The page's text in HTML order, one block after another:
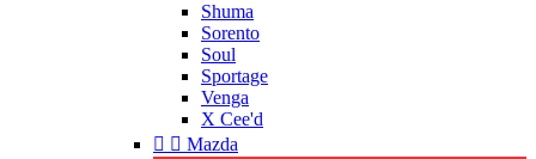
Shuma
Sorento
Soul
Sportage
Venga
X Cee'd
  Mazda